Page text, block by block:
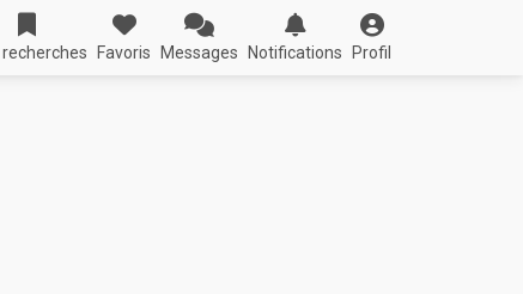
recherches Favoris Messages Notifications Profil